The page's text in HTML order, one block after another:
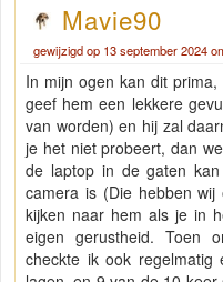
Mavie90
gewijzigd op 13 september 2024
In mijn ogen kan dit
geef hem een lekkere
van worden) en hij zal
je het niet probeert, dan
de laptop in de gaten
camera is (Die hebben
kijken naar hem als je in
eigen gerustheid. Toen
checkte ik ook